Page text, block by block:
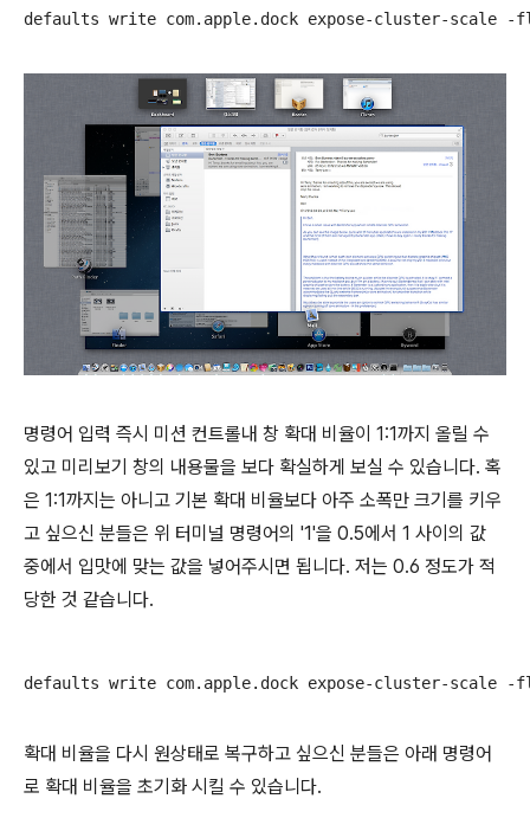
defaults write com.apple.dock expose-cluster-scale
명령어 입력 즉시 미션 컨트롤내 창 확대 비율이 1:1까지 올릴 수
있고 미리보기 창의 내용물을 보다 확실하게 보실 수 있습니다. 혹
은 1:1까지는 아니고 기본 확대 비율보다 아주 소폭만 크기를 키우
고 싶으신 분들은 위 터미널 명령어의 '1'을 0.5에서 1 사이의 값
중에서 입맛에 맞는 값을 넣어주시면 됩니다. 저는 0.6 정도가 적
당한 것 같습니다.
defaults write com.apple.dock expose-cluster-scale
확대 비율을 다시 원상태로 복구하고 싶으신 분들은 아래 명령어
로 확대 비율을 초기화 시킬 수 있습니다.